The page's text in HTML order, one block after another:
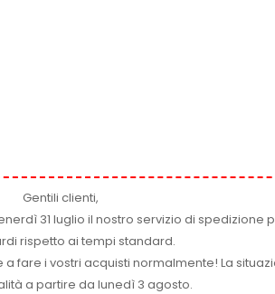
Gentili clienti,
31 luglio il nostro servizio di spedizione
rispetto ai tempi standard.
fare i vostri acquisti normalmente! La
a partire da lunedì 3 agosto.